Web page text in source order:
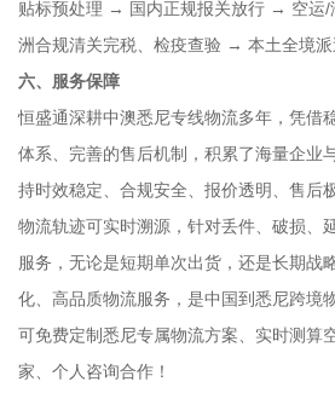
贴标预处理 → 国内正规报关放行 → 空运
洲合规清关完税、检疫查验 → 本土全境
六、服务保障
恒盛通深耕中澳悉尼专线物流多年，凭借
体系、完善的售后机制，积累了海量企业
持时效稳定、合规安全、报价透明、售后
物流轨迹可实时溯源，针对丢件、破损、
服务，无论是短期单次出货，还是长期战
化、高品质物流服务，是中国到悉尼跨境
可免费定制悉尼专属物流方案、实时测算
家、个人咨询合作！